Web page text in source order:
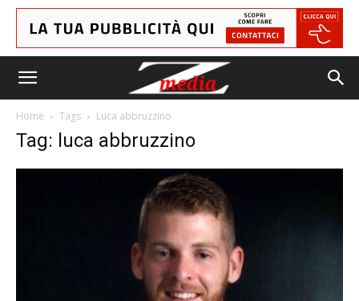
Home Tags Luca abbruzzino
Tag: luca abbruzzino